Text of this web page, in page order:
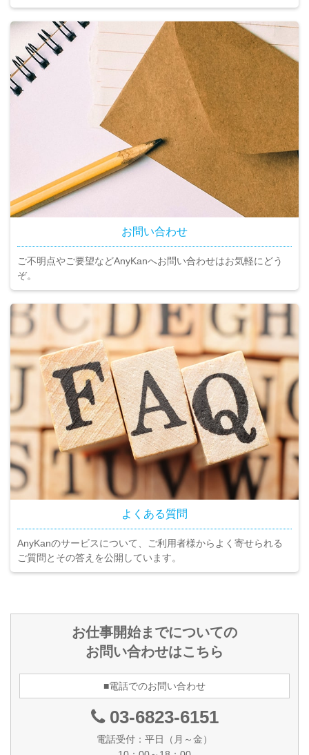
お問い合わせ
ご不明点やご要望などAnyKanへお問い合わせはお気軽にどう
ぞ。
よくある質問
AnyKanのサービスについて、ご利用者様からよく寄せられる
ご質問とその答えを公開しています。
お仕事開始までについての
お問い合わせはこちら
■電話でのお問い合わせ
03-6823-6151
電話受付：平日（月～金）